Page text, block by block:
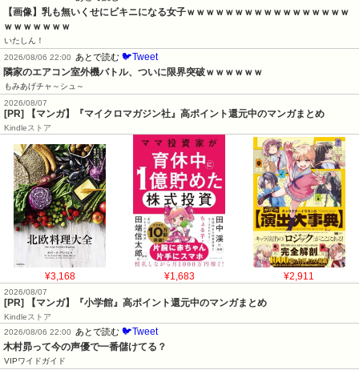
【画像】乳も無いくせにビキニになる女子ｗｗｗｗｗｗｗｗｗｗｗｗｗｗｗｗｗ
ｗｗｗｗｗｗｗ
いたしん！
2026/08/06 22:00
あとで読む 🐦Tweet
隣家のエアコン室外機バトル、ついに限界突破ｗｗｗｗｗｗ
もみあげチャ～シュ～
2026/08/07
[PR] 【マンガ】『マイクロマガジン社』高ポイント還元中のマンガまとめ
Kindleストア
¥3,168 ¥1,683 ¥2,911
2026/08/07
[PR] 【マンガ】『小学館』高ポイント還元中のマンガまとめ
Kindleストア
2026/08/06 22:00
あとで読む 🐦Tweet
木村昴って今の声優で一番儲けてる？
VIPワイドガイド